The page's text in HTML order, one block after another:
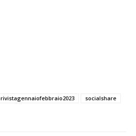
rivistagennaiofebbraio2023
socialshare